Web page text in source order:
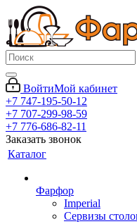
ВойтиМой кабинет
+7 747-195-50-12
+7 707-299-98-59
+7 776-686-82-11
Заказать звонок
Каталог
Фарфор
Imperial
Сервизы